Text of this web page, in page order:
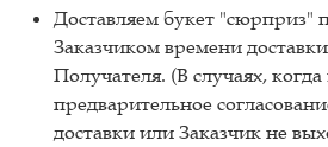
Доставляем букет "сюрприз"
Заказчиком времени
Получателя. (В случаях, когда
предварительное
доставки или Заказчик не